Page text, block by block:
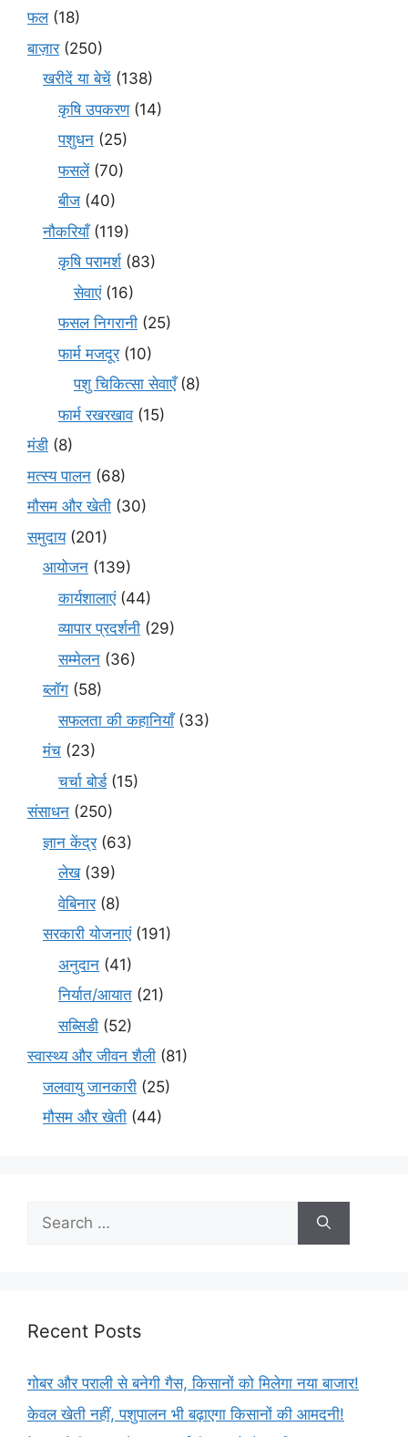
फल(18)
बाज़ार(250)
खरीदें या बेचें (138)
कृषि उपकरण(14)
पशुधन (25)
फसलें(70)
बीज (40)
नौकरियाँ(119)
कृषि परामर्श(83)
सेवाएं(16)
फसल निगरानी (25)
फार्म मजदूर(10)
पशु चिकित्सा सेवाएँ(8)
फार्म रखरखाव(15)
मंडी (8)
मत्स्य पालन (68)
मौसम और खेती (30)
समुदाय(201)
आयोजन (139)
कार्यशालाएं(44)
व्यापार प्रदर्शनी (29)
सम्मेलन (36)
ब्लॉग (58)
सफलता की कहानियाँ(33)
मंच (23)
चर्चा बोर्ड(15)
संसाधन (250)
ज्ञान केंद्र(63)
लेख(39)
वेबिनार(8)
सरकारी योजनाएं(191)
अनुदान (41)
निर्यात/आयात (21)
सब्सिडी (52)
स्वास्थ्य और जीवन शैली (81)
जलवायु जानकारी (25)
मौसम और खेती (44)
Recent Posts
गोबर और पराली से बनेगी गैस, किसानों को मिलेगा नया बाजार!
केवल खेती नहीं, पशुपालन भी बढ़ाएगा किसानों की आमदनी!